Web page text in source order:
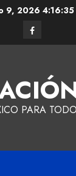
9, 2026 4:16:35
PARA